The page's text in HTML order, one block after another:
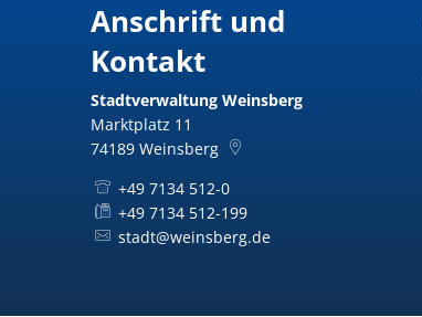
Anschrift und
Kontakt
Stadtverwaltung Weinsberg
Marktplatz 11
74189 Weinsberg
+49 7134 512-0
+49 7134 512-199
stadt@weinsberg.de